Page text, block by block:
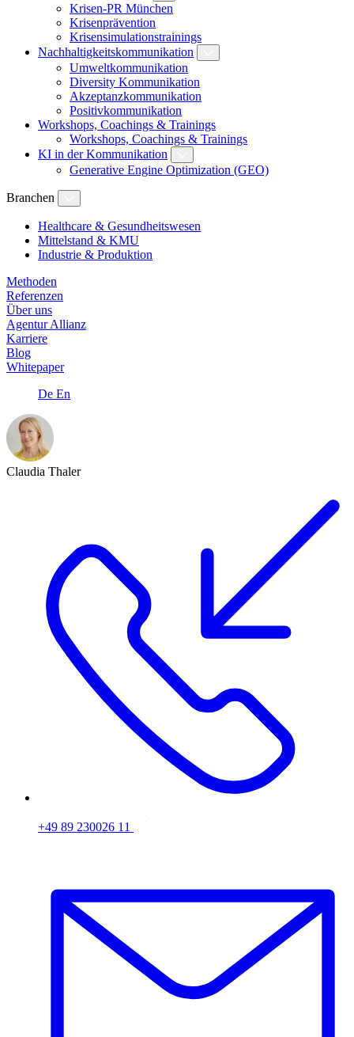
Krisen-PR München
Krisenprävention
Krisensimulationstrainings
Nachhaltigkeitskommunikation
Umweltkommunikation
Diversity Kommunikation
Akzeptanzkommunikation
Positivkommunikation
Workshops, Coachings & Trainings
Workshops, Coachings & Trainings
KI in der Kommunikation
Generative Engine Optimization (GEO)
Branchen
Healthcare & Gesundheitswesen
Mittelstand & KMU
Industrie & Produktion
Methoden
Referenzen
Über uns
Agentur Allianz
Karriere
Blog
Whitepaper
De En
Claudia Thaler
+49 89 230026 11